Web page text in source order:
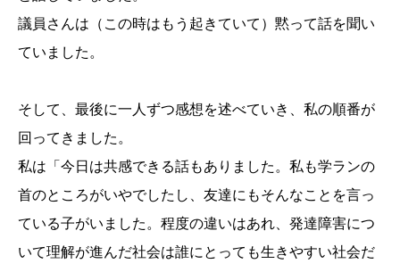
議員さんは（この時はもう起きていて）黙って話を聞い
ていました。
そして、最後に一人ずつ感想を述べていき、私の順番が
回ってきました。
私は「今日は共感できる話もありました。私も学ランの
首のところがいやでしたし、友達にもそんなことを言っ
ている子がいました。程度の違いはあれ、発達障害につ
いて理解が進んだ社会は誰にとっても生きやすい社会だ